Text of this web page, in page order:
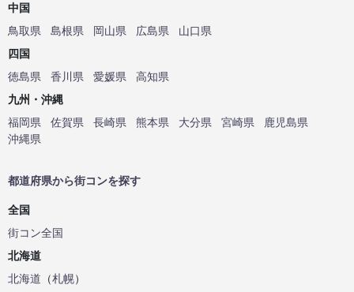
中国
鳥取県
島根県 岡山県 広島県
山口県
四国
徳島県
香川県 愛媛県
高知県
九州・沖縄
福岡県
佐賀県 長崎県 熊本県 大分県 宮崎県
鹿児島県
沖縄県
都道府県から街コンを探す
全国
街コン全国
北海道
北海道 （札幌）